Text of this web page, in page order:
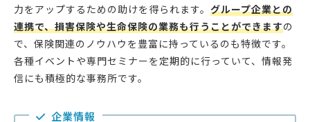
力をアップするための助けを得られます。 グループ企業との
連携で、損害保険や生命保険の業務も行うことができますの
で、保険関連のノウハウを豊富に持っているのも特徴です。
各種イベントや専門セミナーを定期的に行っていて、情報発
信にも積極的な事務所です。
企業情報